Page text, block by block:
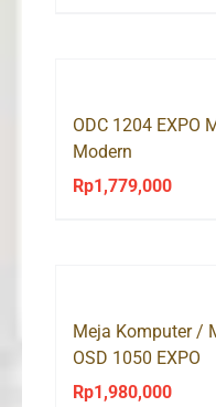
ODC 1204 EXPO
Modern
Rp1,779,000
Meja Komputer /
OSD 1050 EXPO
Rp1,980,000